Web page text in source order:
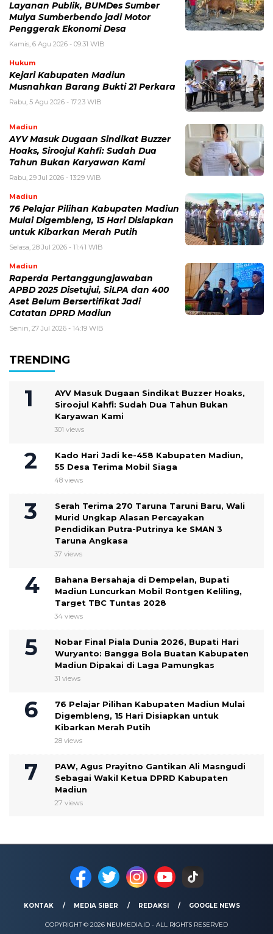
Layanan Publik, BUMDes Sumber
Mulya Sumberbendo jadi Motor
Penggerak Ekonomi Desa
Kamis, 6 Agu 2026 - 09:31 WIB
Hukum
Kejari Kabupaten Madiun
Musnahkan Barang Bukti 21 Perkara
Rabu, 5 Agu 2026 - 17:23 WIB
Madiun
AYV Masuk Dugaan Sindikat Buzzer
Hoaks, Siroojul Kahfi: Sudah Dua
Tahun Bukan Karyawan Kami
Rabu, 29 Jul 2026 - 13:29 WIB
Madiun
76 Pelajar Pilihan Kabupaten Madiun
Mulai Digembleng, 15 Hari Disiapkan
untuk Kibarkan Merah Putih
Selasa, 28 Jul 2026 - 11:41 WIB
Madiun
Raperda Pertanggungjawaban
APBD 2025 Disetujui, SiLPA dan 400
Aset Belum Bersertifikat Jadi
Catatan DPRD Madiun
Senin, 27 Jul 2026 - 14:19 WIB
TRENDING
AYV Masuk Dugaan Sindikat Buzzer Hoaks,
Siroojul Kahfi: Sudah Dua Tahun Bukan
Karyawan Kami
301 views
Kado Hari Jadi ke-458 Kabupaten Madiun,
55 Desa Terima Mobil Siaga
48 views
Serah Terima 270 Taruna Taruni Baru, Wali
Murid Ungkap Alasan Percayakan
Pendidikan Putra-Putrinya ke SMAN 3
Taruna Angkasa
37 views
Bahana Bersahaja di Dempelan, Bupati
Madiun Luncurkan Mobil Rontgen Keliling,
Target TBC Tuntas 2028
34 views
Nobar Final Piala Dunia 2026, Bupati Hari
Wuryanto: Bangga Bola Buatan Kabupaten
Madiun Dipakai di Laga Pamungkas
31 views
76 Pelajar Pilihan Kabupaten Madiun Mulai
Digembleng, 15 Hari Disiapkan untuk
Kibarkan Merah Putih
28 views
PAW, Agus Prayitno Gantikan Ali Masngudi
Sebagai Wakil Ketua DPRD Kabupaten
Madiun
27 views
KONTAK MEDIA SIBER REDAKSI GOOGLE NEWS
COPYRIGHT © 2026 NEUMEDIA.ID - ALL RIGHTS RESERVED